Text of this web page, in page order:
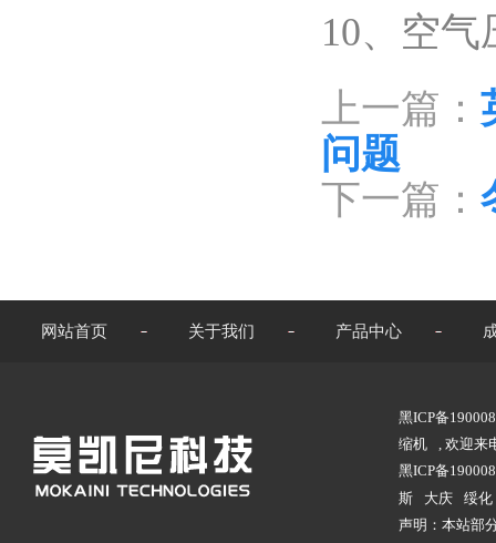
10、空
上一篇：
问题
下一篇：
网站首页 关于我们 产品中心
黑ICP备
缩机
, 欢迎
黑ICP备
斯
大庆
绥化
声明：本站部